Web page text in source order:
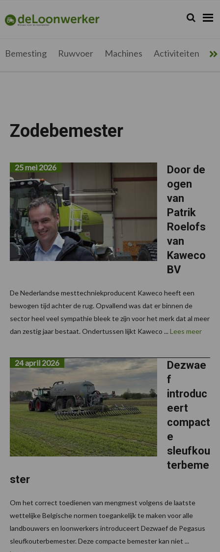
de
hoofdnavigatie
de
hoofd
de
voettekst
deloonwerker.be Zoeken...
Zoek
Bemesting Ruwvoer Machines Activiteiten
Zodebemester
Door de
ogen
van
Patrik
Roelofs
van
Kaweco
BV
25 mei 2026
De Nederlandse mesttechniekproducent Kaweco heeft een
bewogen tijd achter de rug. Opvallend was dat er binnen de
sector heel veel sympathie bleek te zijn voor het merk dat al meer
dan zestig jaar bestaat. Ondertussen lijkt Kaweco ... Lees meer
Dezwae
f
introduc
eert
compact
e
sleufkou
terbeme
ster
24 april 2026
Om het correct toedienen van mengmest volgens de laatste
wettelijke Belgische normen toegankelijk te maken voor alle
landbouwers en loonwerkers introduceert Dezwaef de Pegasus
sleufkouterbemester. Deze compacte bemester kan niet ...